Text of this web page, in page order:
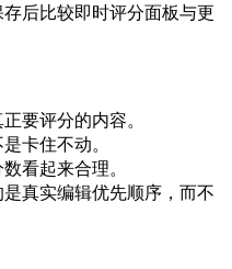
后比较即时评分面板与更
要评分的内容。
卡住不动。
看起来合理。
真实编辑优先顺序，而不